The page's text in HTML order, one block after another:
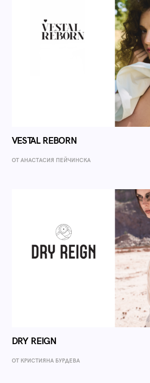
VESTAL REBORN
ОТ AНАСТАСИЯ ПЕЙЧИНСКА
DRY REIGN
ОТ КРИСТИЯНА БУРДЕВА